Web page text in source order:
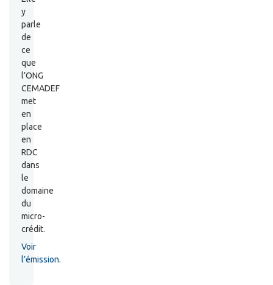
y
parle
de
ce
que
l’ONG
CEMADEF
met
en
place
en
RDC
dans
le
domaine
du
micro-
crédit.
Voir
l’émission.